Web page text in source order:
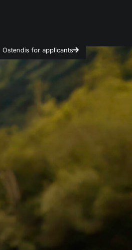
Ostendis for applicants